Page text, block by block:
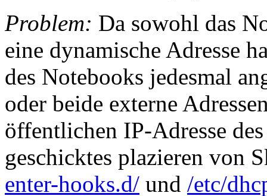
Problem: Da sowohl das
eine dynamische Adresse
des Notebooks jedesmal
oder beide externe
öffentlichen IP-Adresse
geschicktes plazieren von
enter-hooks.d/ und /etc/